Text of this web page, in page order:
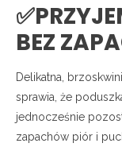
BEZ
Delikatna,
sprawia, że
jednocześnie
zapachów piór i